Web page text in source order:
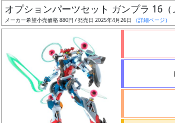
再
販
オプションパーツセット ガンプラ 16（
メーカー希望小売価格 880円 / 発売日 2025年4月26日 （詳細ページ）